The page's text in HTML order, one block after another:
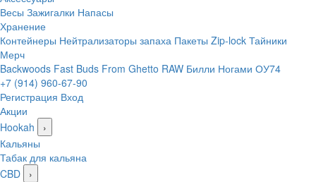
Весы Зажигалки Напасы
Хранение
Контейнеры Нейтрализаторы запаха Пакеты Zip-lock Тайники
Мерч
Backwoods Fast Buds From Ghetto RAW Билли Ногами ОУ74
+7 (914) 960-67-90
Регистрация Вход
Акции
Hookah
›
Кальяны
Табак для кальяна
CBD
›